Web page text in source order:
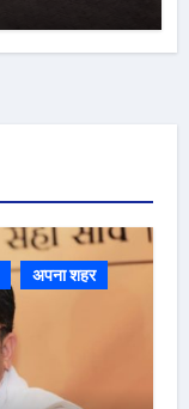
अपना शहर